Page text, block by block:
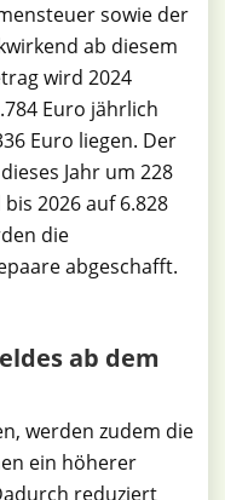
sowie der
ab diesem
wird 2024
Euro jährlich
Euro liegen. Der
Jahr um 228
2026 auf 6.828
die
abgeschafft.
ab dem
werden zudem die
ein höherer
reduziert